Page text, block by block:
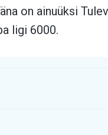
on ainuüksi
ligi 6000.